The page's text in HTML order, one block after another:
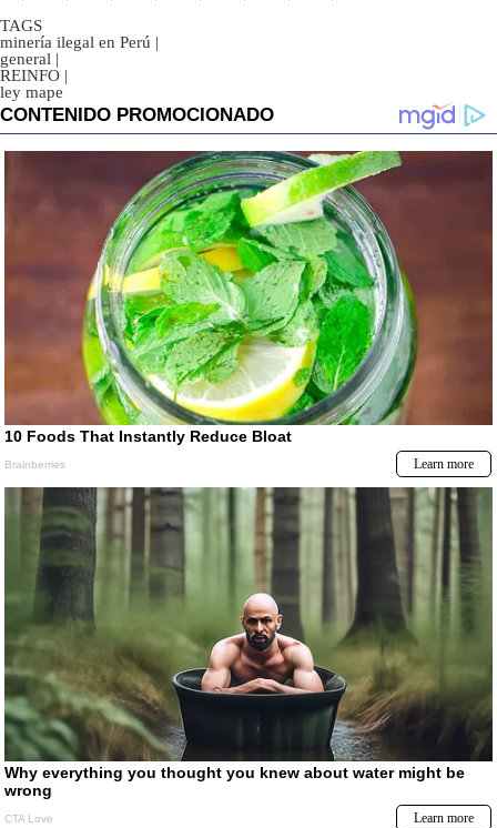
TAGS
minería ilegal en Perú |
general |
REINFO |
ley mape